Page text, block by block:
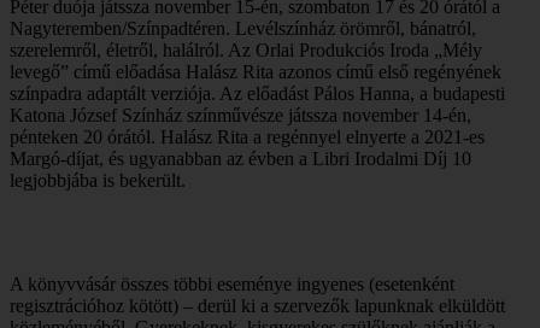
Péter duója játssza november 15-én, szombaton 17 és 20 órától a
Nagyteremben/Színpadtéren. Levélszínház örömről, bánatról,
szerelemről, életről, halálról. Az Orlai Produkciós Iroda „Mély
levegő” című előadása Halász Rita azonos című első regényének
színpadra adaptált verziója. Az előadást Pálos Hanna, a budapesti
Katona József Színház színművésze játssza november 14-én,
pénteken 20 órától. Halász Rita a regénnyel elnyerte a 2021-es
Margó-díjat, és ugyanabban az évben a Libri Irodalmi Díj 10
legjobbjába is bekerült.
A könyvvásár összes többi eseménye ingyenes (esetenként
regisztrációhoz kötött) – derül ki a szervezők lapunknak elküldött